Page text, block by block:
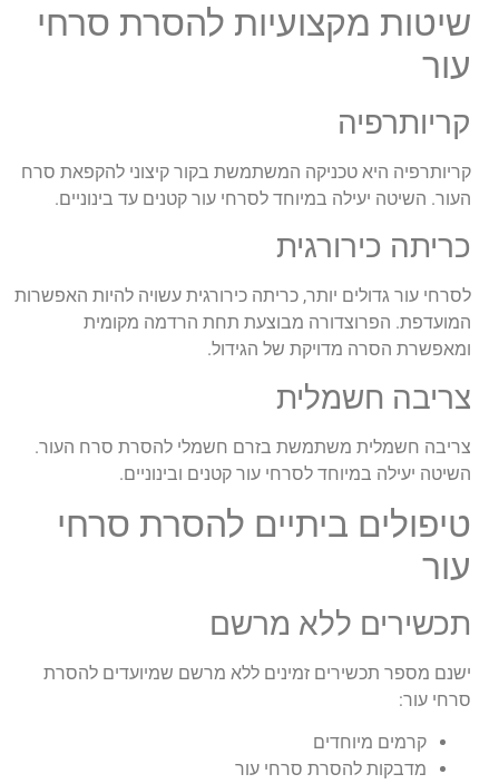
שיטות מקצועיות להסרת סרחי
עור
קריותרפיה
קריותרפיה היא טכניקה המשתמשת בקור קיצוני להקפאת סרח
העור. השיטה יעילה במיוחד לסרחי עור קטנים עד בינוניים.
כריתה כירורגית
לסרחי עור גדולים יותר, כריתה כירורגית עשויה להיות האפשרות
המועדפת. הפרוצדורה מבוצעת תחת הרדמה מקומית
ומאפשרת הסרה מדויקת של הגידול.
צריבה חשמלית
צריבה חשמלית משתמשת בזרם חשמלי להסרת סרח העור.
השיטה יעילה במיוחד לסרחי עור קטנים ובינוניים.
טיפולים ביתיים להסרת סרחי
עור
תכשירים ללא מרשם
ישנם מספר תכשירים זמינים ללא מרשם שמיועדים להסרת
סרחי עור:
קרמים מיוחדים
מדבקות להסרת סרחי עור